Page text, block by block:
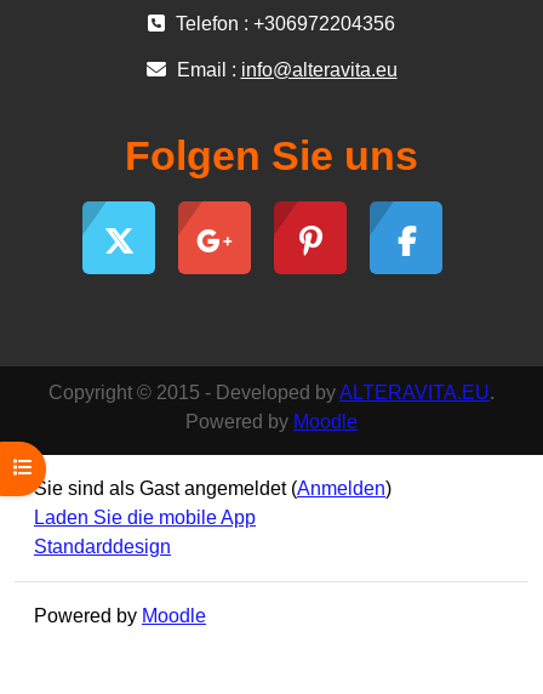
Kursindex öffnen
Telefon : +306972204356
Email : info@alteravita.eu
Folgen Sie uns
Copyright © 2015 - Developed byALTERAVITA.EU.
Powered by Moodle
Sie sind als Gast angemeldet (Anmelden)
Laden Sie die mobile App
Standarddesign
Powered by Moodle